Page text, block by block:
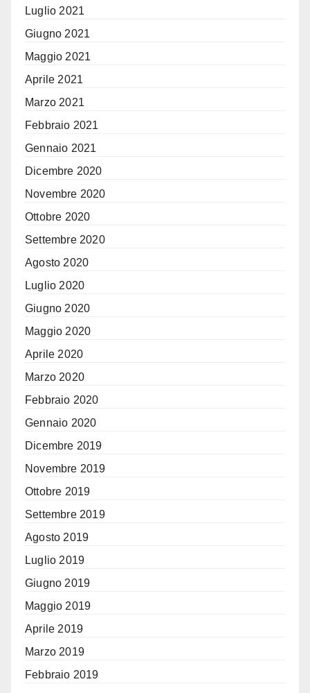
Luglio 2021
Giugno 2021
Maggio 2021
Aprile 2021
Marzo 2021
Febbraio 2021
Gennaio 2021
Dicembre 2020
Novembre 2020
Ottobre 2020
Settembre 2020
Agosto 2020
Luglio 2020
Giugno 2020
Maggio 2020
Aprile 2020
Marzo 2020
Febbraio 2020
Gennaio 2020
Dicembre 2019
Novembre 2019
Ottobre 2019
Settembre 2019
Agosto 2019
Luglio 2019
Giugno 2019
Maggio 2019
Aprile 2019
Marzo 2019
Febbraio 2019